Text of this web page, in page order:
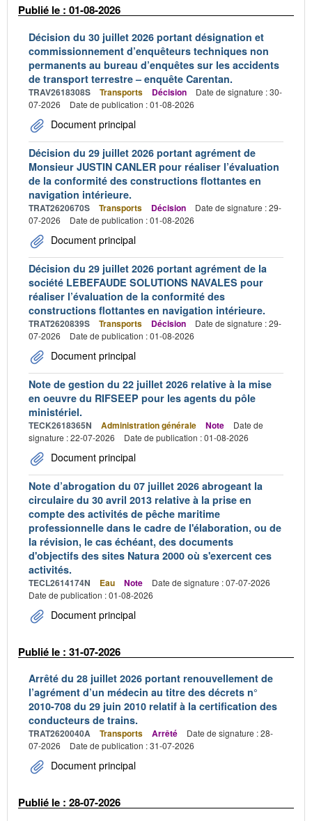
Publié le : 01-08-2026
Décision du 30 juillet 2026 portant désignation et
commissionnement d’enquêteurs techniques non
permanents au bureau d’enquêtes sur les accidents
de transport terrestre – enquête Carentan.
TRAV2618308S Transports Décision
Date de signature : 30-
07-2026
Date de publication : 01-08-2026
Document principal
Décision du 29 juillet 2026 portant agrément de
Monsieur JUSTIN CANLER pour réaliser l’évaluation
de la conformité des constructions flottantes en
navigation intérieure.
TRAT2620670S Transports Décision
Date de signature : 29-
07-2026
Date de publication : 01-08-2026
Document principal
Décision du 29 juillet 2026 portant agrément de la
société LEBEFAUDE SOLUTIONS NAVALES pour
réaliser l’évaluation de la conformité des
constructions flottantes en navigation intérieure.
TRAT2620839S Transports Décision
Date de signature : 29-
07-2026
Date de publication : 01-08-2026
Document principal
Note de gestion du 22 juillet 2026 relative à la mise
en oeuvre du RIFSEEP pour les agents du pôle
ministériel.
TECK2618365N Administration générale Note
Date de
signature : 22-07-2026
Date de publication : 01-08-2026
Document principal
Note d’abrogation du 07 juillet 2026 abrogeant la
circulaire du 30 avril 2013 relative à la prise en
compte des activités de pêche maritime
professionnelle dans le cadre de l'élaboration, ou de
la révision, le cas échéant, des documents
d'objectifs des sites Natura 2000 où s'exercent ces
activités.
TECL2614174N Eau Note
Date de signature : 07-07-2026
Date de publication : 01-08-2026
Document principal
Publié le : 31-07-2026
Arrêté du 28 juillet 2026 portant renouvellement de
l’agrément d’un médecin au titre des décrets n°
2010-708 du 29 juin 2010 relatif à la certification des
conducteurs de trains.
TRAT2620040A Transports Arrêté
Date de signature : 28-
07-2026
Date de publication : 31-07-2026
Document principal
Publié le : 28-07-2026